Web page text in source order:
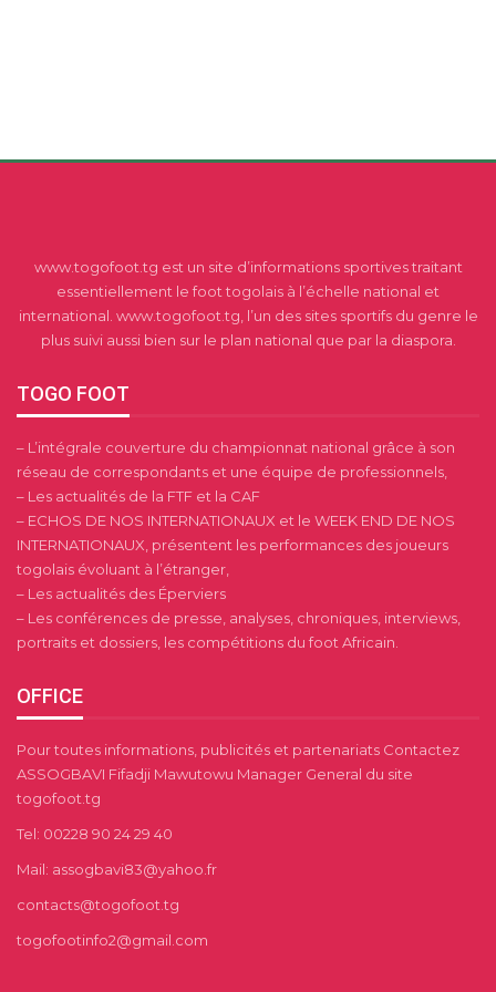
www.togofoot.tg est un site d’informations sportives traitant
essentiellement le foot togolais à l’échelle national et
international. www.togofoot.tg, l’un des sites sportifs du genre le
plus suivi aussi bien sur le plan national que par la diaspora.
TOGO FOOT
– L’intégrale couverture du championnat national grâce à son
réseau de correspondants et une équipe de professionnels,
– Les actualités de la FTF et la CAF
– ECHOS DE NOS INTERNATIONAUX et le WEEK END DE NOS
INTERNATIONAUX, présentent les performances des joueurs
togolais évoluant à l’étranger,
– Les actualités des Éperviers
– Les conférences de presse, analyses, chroniques, interviews,
portraits et dossiers, les compétitions du foot Africain.
OFFICE
Pour toutes informations, publicités et partenariats Contactez
ASSOGBAVI Fifadji Mawutowu Manager General du site
togofoot.tg
Tel: 00228 90 24 29 40
Mail: assogbavi83@yahoo.fr
contacts@togofoot.tg
togofootinfo2@gmail.com